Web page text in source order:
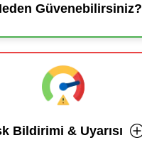
Güvenebilirsiniz?
Bildirimi & Uyarısı